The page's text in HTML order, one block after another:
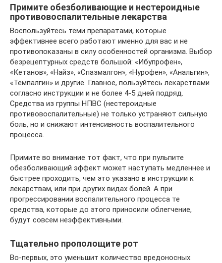
Примите обезболивающие и нестероидные
противовоспалительные лекарства
Воспользуйтесь теми препаратами, которые
эффективнее всего работают именно для вас и не
противопоказаны в силу особенностей организма. Выбор
безрецептурных средств большой: «Ибупрофен»,
«Кетанов», «Найз», «Спазмалгон», «Нурофен», «Анальгин»,
«Темпалгин» и другие. Главное, пользуйтесь лекарствами
согласно инструкции и не более 4-5 дней подряд.
Средства из группы НПВС (нестероидные
противовоспалительные) не только устраняют сильную
боль, но и снижают интенсивность воспалительного
процесса.
Примите во внимание тот факт, что при пульпите
обезболивающий эффект может наступать медленнее и
быстрее проходить, чем это указано в инструкции к
лекарствам, или при других видах болей. А при
прогрессировании воспалительного процесса те
средства, которые до этого приносили облегчение,
будут совсем неэффективными.
Тщательно прополощите рот
Во-первых, это уменьшит количество вредоносных